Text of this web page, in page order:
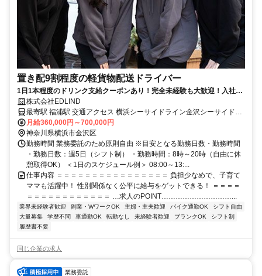
置き配9割程度の軽貨物配送ドライバー
1日1本程度のドリンク支給クーポンあり！完全未経験も大歓迎！入社3
ヶ月以内に90％が月50万円を達成しています。
株式会社EDLIND
最寄駅 福浦駅 交通アクセス 横浜シーサイドライン金沢シーサイドラ
月給360,000円～700,000円
神奈川県横浜市金沢区
勤務時間 業務委託のため原則自由 ※目安となる勤務日数・勤務時間
・勤務日数：週5日（シフト制） ・勤務時間：8時～20時（自由に休
憩取得OK） ＜1日のスケジュール例＞ 08:00～13:...
仕事内容 ＝＝＝＝＝＝＝＝＝＝＝＝＝＝＝＝ 負担少なめで、子育て
ママも活躍中！ 性別関係なく公平に給与をゲットできる！ ＝＝＝＝
＝＝＝＝＝＝＝＝＝＝＝＝ …求人のPOINT…………………………...
業界未経験者歓迎 副業・WワークOK 主婦・主夫歓迎 バイク通勤OK
シフト自由
大量募集
学歴不問 車通勤OK 転勤なし 未経験者歓迎 ブランクOK
シフト制
履歴書不要
同じ企業の求人
業務委託